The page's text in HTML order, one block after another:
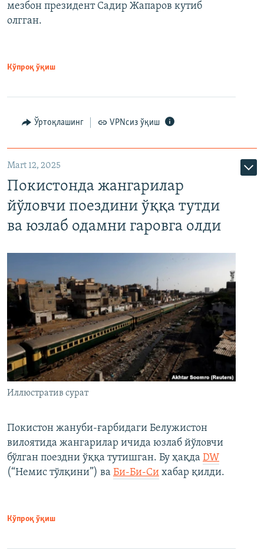
мезбон президент Садир Жапаров кутиб
олгган.
Кўпроқ ўқиш
Ўртоқлашинг VPNсиз ўқиш
Mart 12, 2025
Покистонда жангарилар
йўловчи поездини ўққа тутди
ва юзлаб одамни гаровга олди
Иллюстратив сурат
Покистон жануби-ғарбидаги Белужистон
вилоятида жангарилар ичида юзлаб йўловчи
бўлган поездни ўққа тутишган. Бу ҳақда DW
(“Немис тўлқини”) ва Би-Би-Си хабар қилди.
Кўпроқ ўқиш